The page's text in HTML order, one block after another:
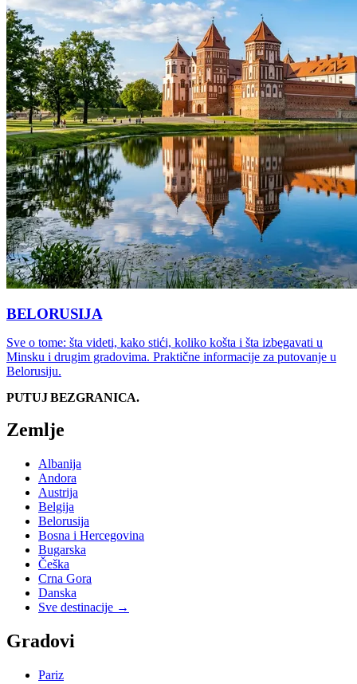
BELORUSIJA
Sve o tome: šta videti, kako stići, koliko košta i šta izbegavati u
Minsku i drugim gradovima. Praktične informacije za putovanje u
Belorusiju.
PUTUJ BEZGRANICA.
Zemlje
Albanija
Andora
Austrija
Belgija
Belorusija
Bosna i Hercegovina
Bugarska
Češka
Crna Gora
Danska
Sve destinacije →
Gradovi
Pariz